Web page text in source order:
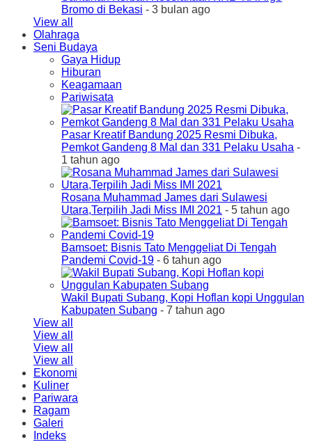
Bromo di Bekasi - 3 bulan ago
View all
Olahraga
Seni Budaya
Gaya Hidup
Hiburan
Keagamaan
Pariwisata
Pasar Kreatif Bandung 2025 Resmi Dibuka,
Pemkot Gandeng 8 Mal dan 331 Pelaku Usaha -
1 tahun ago
Rosana Muhammad James dari Sulawesi
Utara,Terpilih Jadi Miss IMI 2021 - 5 tahun ago
Bamsoet: Bisnis Tato Menggeliat Di Tengah
Pandemi Covid-19 - 6 tahun ago
Wakil Bupati Subang, Kopi Hoflan kopi Unggulan
Kabupaten Subang - 7 tahun ago
View all
View all
View all
View all
Ekonomi
Kuliner
Pariwara
Ragam
Galeri
Indeks